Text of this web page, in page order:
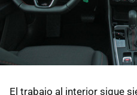
El trabajo al interior sigue